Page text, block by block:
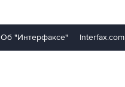
Об "Интерфаксе" Interfax.com